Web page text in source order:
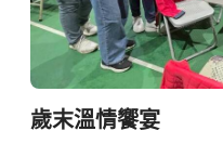
歲末溫情饗宴